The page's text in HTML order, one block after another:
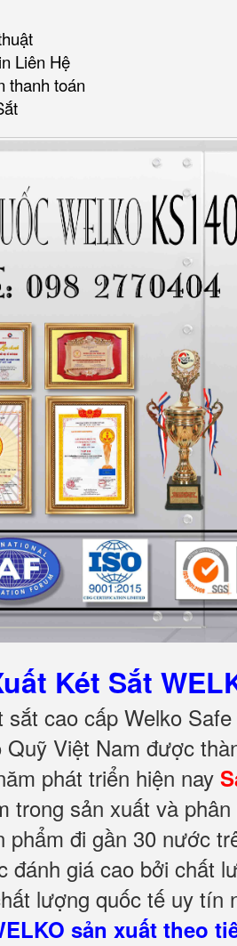
Liên Hệ
thanh toán
Két Sắt
sắt cao cấp Welko
Việt Nam được
phát triển hiện nay
trong sản xuất và
phẩm đi gần 30 nước
đánh giá cao bởi chất
lượng quốc tế uy tín
sản xuất theo